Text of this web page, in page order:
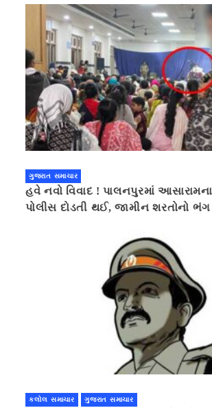
ગુજરાત સમાચાર
હવે નવો વિવાદ ! પાલનપુરમાં
પોલીસ દોડતી થઈ, જામીન શરતોનો ભંગ
કલોલ સમાચાર ગુજરાત સમાચાર